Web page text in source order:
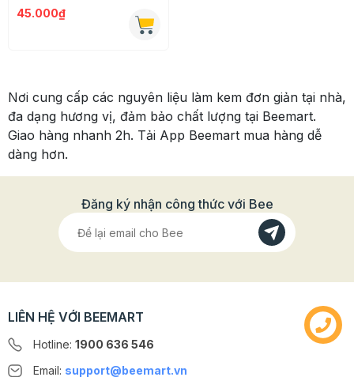
45.000₫
Nơi cung cấp các nguyên liệu làm kem đơn giản tại nhà,
đa dạng hương vị, đảm bảo chất lượng tại Beemart.
Giao hàng nhanh 2h. Tải App Beemart mua hàng dễ
dàng hơn.
Đăng ký nhận công thức với Bee
LIÊN HỆ VỚI BEEMART
Hotline: 1900 636 546
Email: support@beemart.vn